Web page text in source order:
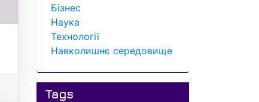
Бізнес
Наука
Технології
Навколишнє середовище
Tags